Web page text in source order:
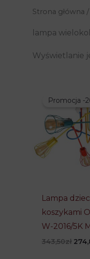
Strona główna /
lampa
Wyświetlanie
Promocja -
Lampa
koszykami
W-2016/5K
343,50zł